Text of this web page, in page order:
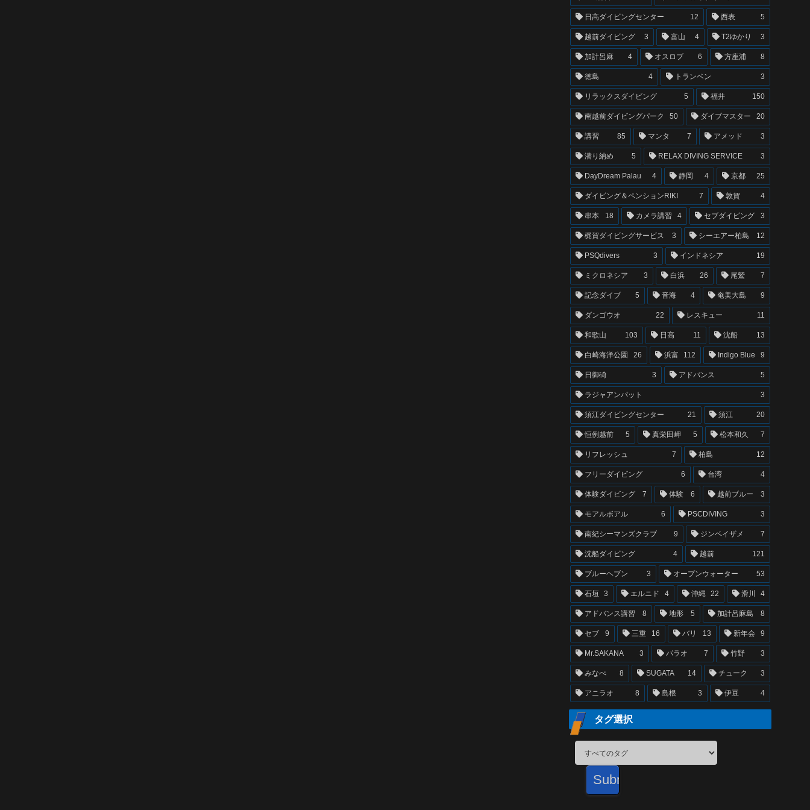
日高ダイビングセンター 12 西表 5
越前ダイビング 3 富山 4 T2ゆかり 3
加計呂麻 4 オスロブ 6 方座浦 8
徳島 4 トランベン 3
リラックスダイビング 5 福井 150
南越前ダイビングパーク 50 ダイブマスター 20
講習 85 マンタ 7 アメッド 3
潜り納め 5 RELAX DIVING SERVICE 3
DayDream Palau 4 静岡 4 京都 25
ダイビング＆ペンションRIKI 7 敦賀 4
串本 18 カメラ講習 4 セブダイビング 3
梶賀ダイビングサービス 3 シーエアー柏島 12
PSQdivers 3 インドネシア 19
ミクロネシア 3 白浜 26 尾鷲 7
記念ダイブ 5 音海 4 奄美大島 9
ダンゴウオ 22 レスキュー 11
和歌山 103 日高 11 沈船 13
白崎海洋公園 26 浜富 112 Indigo Blue 9
日御碕 3 アドバンス 5
ラジャアンパット 3
須江ダイビングセンター 21 須江 20
恒例越前 5 真栄田岬 5 松本和久 7
リフレッシュ 7 柏島 12
フリーダイビング 6 台湾 4
体験ダイビング 7 体験 6 越前ブルー 3
モアルボアル 6 PSCDIVING 3
南紀シーマンズクラブ 9 ジンベイザメ 7
沈船ダイビング 4 越前 121
ブルーヘブン 3 オープンウォーター 53
石垣 3 エルニド 4 沖縄 22 滑川 4
アドバンス講習 8 地形 5 加計呂麻島 8
セブ 9 三重 16 バリ 13 新年会 9
Mr.SAKANA 3 パラオ 7 竹野 3
みなべ 8 SUGATA 14 チューク 3
アニラオ 8 島根 3 伊豆 4
タグ選択